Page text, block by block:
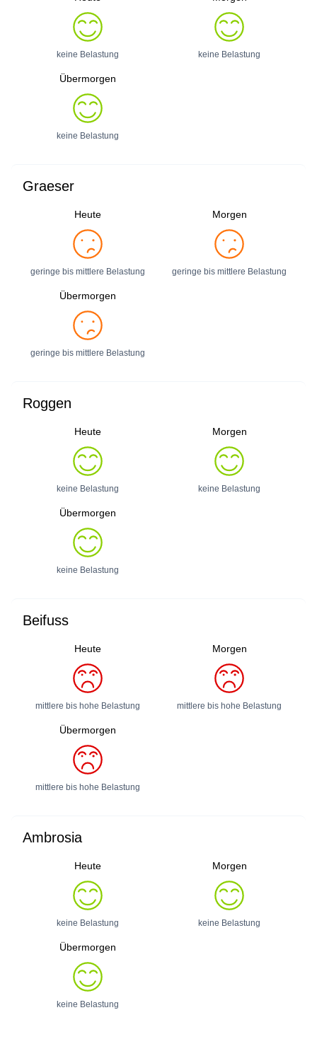
keine Belastung keine Belastung
Übermorgen
keine Belastung
Graeser
Heute
geringe bis mittlere Belastung
Morgen
geringe bis mittlere Belastung
Übermorgen
geringe bis mittlere Belastung
Roggen
Heute
keine Belastung
Morgen
keine Belastung
Übermorgen
keine Belastung
Beifuss
Heute
mittlere bis hohe Belastung
Morgen
mittlere bis hohe Belastung
Übermorgen
mittlere bis hohe Belastung
Ambrosia
Heute
keine Belastung
Morgen
keine Belastung
Übermorgen
keine Belastung